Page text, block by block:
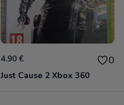
4.90 € 0
Just Cause 2 Xbox 360